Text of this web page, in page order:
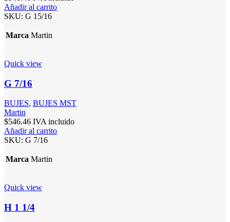
Añadir al carrito
SKU: G 15/16
Marca Martin
Quick view
G 7/16
BUJES, BUJES MST
Martin
$546.46 IVA incluido
Añadir al carrito
SKU: G 7/16
Marca Martin
Quick view
H 1 1/4